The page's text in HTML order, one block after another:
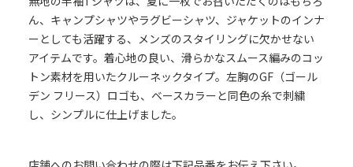
ん、キャンプシャツやラグビーシャツ、ジャケットのインナ
ーとしても活躍する、メンズのスタイリングに欠かせない
アイテムです。着心地の良い、滑らかなスムース編みのコッ
トン素材を用いたクルーネックタイプ。左胸のGF（ゴール
デン フリース）ロゴも、ベースカラーと同色の糸で刺繍
し、シンプルに仕上げました。